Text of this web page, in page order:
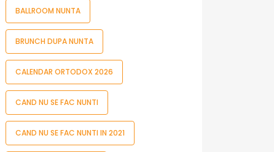
BALLROOM NUNTA
BRUNCH DUPA NUNTA
CALENDAR ORTODOX 2026
CAND NU SE FAC NUNTI
CAND NU SE FAC NUNTI IN 2021